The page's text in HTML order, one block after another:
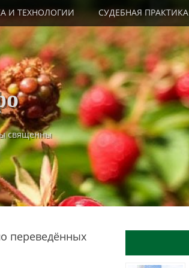
И ТЕХНОЛОГИИ СУДЕБНАЯ ПРАКТИКА
священны
переведённых